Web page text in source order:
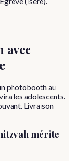
avec
photobooth au
les adolescents.
Livraison
mérite